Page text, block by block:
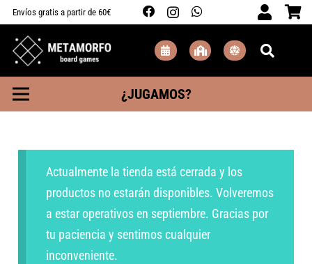
Envíos gratis a partir de 60€
¿JUGAMOS?
Actualmente la tienda está cerrada y los
productos no estarán disponibles. Volveremos
a estar operativos en septiembre. Gracias por
tu paciencia y sentimos cualquier
inconveniente.